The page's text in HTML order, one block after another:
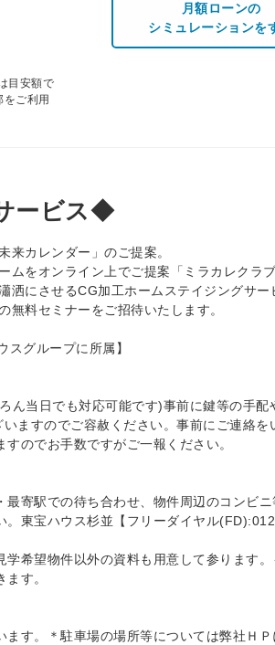
目安額で
ご利用
月額ローンの
シミュレーションを
ービス◆
来カレンダー」のご提案。
ムをオンライン上でご提案「ミラカレクラブ
洒にさせるCG加工ホームステイジングサー
無料セミナーをご招待いたします。
スグループに所属】
ん当日でも対応可能です)事前に鍵等の手配
ますのでご容赦ください。事前にご連絡を
のでお手数ですがご一報ください。
寄駅での待ち合わせ、物件周辺のコンビ
。東宝ハウス杉並【フリーダイヤル
学希望物件以外の資料も用意して参ります。
す。
ます。＊駐車場の場所等については弊社Ｈ